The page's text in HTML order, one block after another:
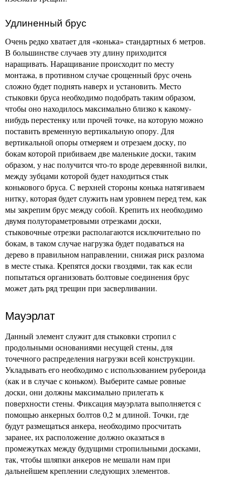
Удлиненный брус
Очень редко хватает для «конька» стандартных 6 метров.
В большинстве случаев эту длину приходится
наращивать. Наращивание происходит по месту
монтажа, в противном случае срощенный брус очень
сложно будет поднять наверх и установить. Место
стыковки бруса необходимо подобрать таким образом,
чтобы оно находилось максимально близко к какому-
нибудь перестенку или прочей точке, на которую можно
поставить временную вертикальную опору. Для
вертикальной опоры отмеряем и отрезаем доску, по
бокам которой прибиваем две маленькие доски, таким
образом, у нас получится что-то вроде деревянной вилки,
между зубцами которой будет находиться стык
конькового бруса. С верхней стороны конька натягиваем
нитку, которая будет служить нам уровнем перед тем, как
мы закрепим брус между собой. Крепить их необходимо
двумя полутораметровыми отрезками доски,
стыковочные отрезки располагаются исключительно по
бокам, в таком случае нагрузка будет подаваться на
дерево в правильном направлении, снижая риск разлома
в месте стыка. Крепятся доски гвоздями, так как если
попытаться организовать болтовые соединения брус
может дать ряд трещин при засверливании.
Мауэрлат
Данный элемент служит для стыковки стропил с
продольными основаниями несущей стены, для
точечного распределения нагрузки всей конструкции.
Укладывать его необходимо с использованием рубероида
(как и в случае с коньком). Выберите самые ровные
доски, они должны максимально прилегать к
поверхности стены. Фиксация мауэрлата выполняется с
помощью анкерных болтов 0,2 м длиной. Точки, где
будут размещаться анкера, необходимо просчитать
заранее, их расположение должно оказаться в
промежутках между будущими стропильными досками,
так, чтобы шляпки анкеров не мешали нам при
дальнейшем креплении следующих элементов.